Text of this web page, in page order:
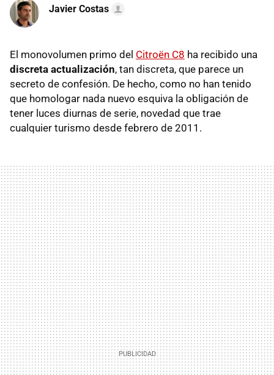
Javier Costas
El monovolumen primo del Citroën C8 ha recibido una
discreta actualización, tan discreta, que parece un
secreto de confesión. De hecho, como no han tenido
que homologar nada nuevo esquiva la obligación de
tener luces diurnas de serie, novedad que trae
cualquier turismo desde febrero de 2011.